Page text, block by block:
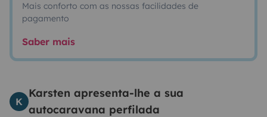
Mais conforto com as nossas facilidades de
pagamento
Saber mais
K
Karsten apresenta-lhe a sua
autocaravana perfilada